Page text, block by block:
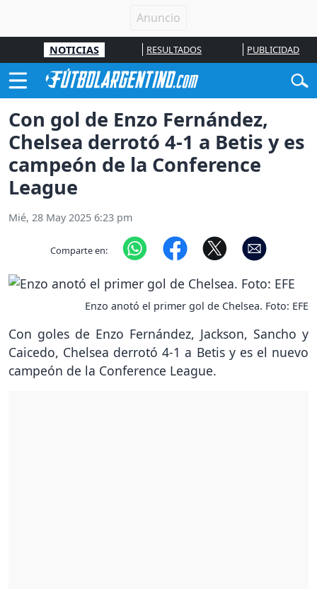
NOTICIAS RESULTADOS PUBLICIDAD
Con gol de Enzo Fernández,
Chelsea derrotó 4-1 a Betis y es
campeón de la Conference
League
Mié, 28 May 2025 6:23 pm
Comparte en:
Enzo anotó el primer gol de Chelsea. Foto: EFE
Con goles de Enzo Fernández, Jackson, Sancho y
Caicedo, Chelsea derrotó 4-1 a Betis y es el nuevo
campeón de la Conference League.